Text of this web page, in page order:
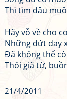
Thì tìm đâu
Hãy vỗ về cho
Những dứt day
Đã không thể
Thôi giã từ,
21/4/2011